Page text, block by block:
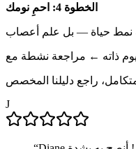
الخطوة 4: احمِ نومك
J